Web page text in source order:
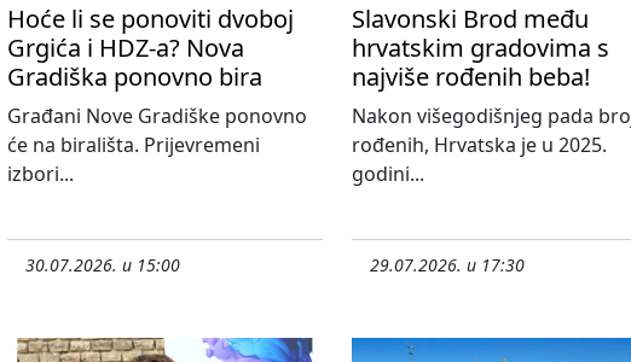
Hoće li se ponoviti dvoboj
Grgića i HDZ-a? Nova
Gradiška ponovno bira
Građani Nove Gradiške ponovno
će na birališta. Prijevremeni
izbori...
30.07.2026. u 15:00
Slavonski Brod među
hrvatskim gradovima s
najviše rođenih beba!
Nakon višegodišnjeg pada
rođenih, Hrvatska je u 2025.
godini...
29.07.2026. u 17:30